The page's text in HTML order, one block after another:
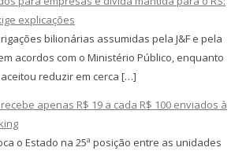
explicações
bilionárias assumidas pela J&F e pela
acordos com o Ministério Público, enquanto
reduzir em cerca […]
apenas R$ 19 a cada R$ 100 enviados à
o Estado na 25ª posição entre as unidades